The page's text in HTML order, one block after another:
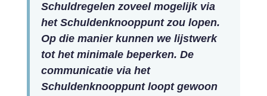
Schuldregelen zoveel mogelijk via
het Schuldenknooppunt zou lopen.
Op die manier kunnen we lijstwerk
tot het minimale beperken. De
communicatie via het
Schuldenknooppunt loopt gewoon